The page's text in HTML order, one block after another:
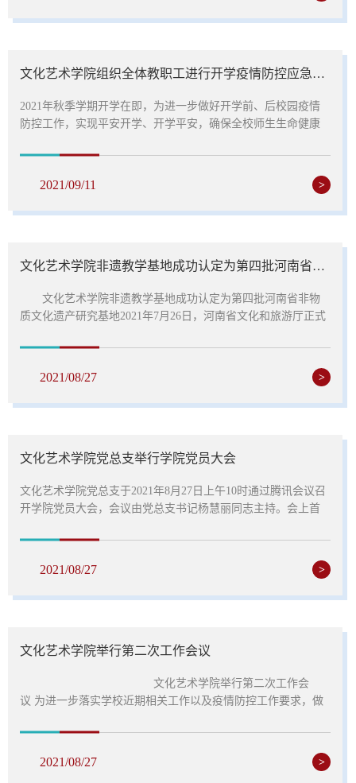
文化艺术学院组织全体教职工进行开学疫情防控应急演练
2021年秋季学期开学在即，为进一步做好开学前、后校园疫情
防控工作，实现平安开学、开学平安，确保全校师生生命健康
安排，文化艺术学院全体教职员工于9月10日下午进行开学疫情
防控应急演练。在疫情防控演练领导小组的指挥下，我院教职
员工于学生入校秩序引导点（南门）集合，分别扮演学生、家
2021/09/11 >
文化艺术学院非遗教学基地成功认定为第四批河南省非物质文化遗产研究基地
文化艺术学院非遗教学基地成功认定为第四批河南省非物
质文化遗产研究基地2021年7月26日，河南省文化和旅游厅正式
为河南省非物质文化遗产研究基地。为进一步提升我省非物质
文化遗产研究水平，完善非物质文化遗产研究工作体系，河南
省文化和旅游厅组织开展了第四批河南省非物质文化遗产研究
2021/08/27 >
文化艺术学院党总支举行学院党员大会
文化艺术学院党总支于2021年8月27日上午10时通过腾讯会议召
开学院党员大会，会议由党总支书记杨慧丽同志主持。会上首
设》，强调各位党员干部要在党的百年华诞不忘初心、保持初
心，在日常工作中把党的历史经验贯穿始终。确保所有党员教
师上下拧成一股绳，心往一处想、劲往一处使。随后，由杨洁
2021/08/27 >
文化艺术学院举行第二次工作会议
文化艺术学院举行第二次工作会
议 为进一步落实学校近期相关工作以及疫情防控工作要求，做
学院第二次工作会，全体教职工参会。会上先由党总支书记杨
慧丽介绍学校近期党建工作安排以及学院现阶段党员教师队伍
情 况，重点介绍了现阶段新生班主任配备情况以及新老生开学
2021/08/27 >